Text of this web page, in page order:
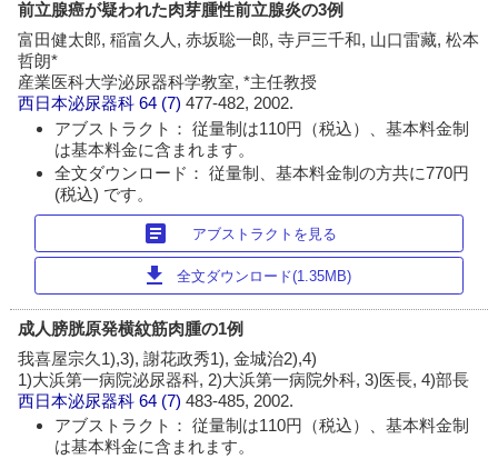
前立腺癌が疑われた肉芽腫性前立腺炎の3例
富田健太郎, 稲富久人, 赤坂聡一郎, 寺戸三千和, 山口雷藏, 松本
哲朗*
産業医科大学泌尿器科学教室, *主任教授
西日本泌尿器科 64 (7)477-482, 2002.
アブストラクト： 従量制は110円（税込）、基本料金制
は基本料金に含まれます。
全文ダウンロード： 従量制、基本料金制の方共に770円
(税込) です。
article アブストラクトを見る
download 全文ダウンロード(1.35MB)
成人膀胱原発横紋筋肉腫の1例
我喜屋宗久1),3), 謝花政秀1), 金城治2),4)
1)大浜第一病院泌尿器科, 2)大浜第一病院外科, 3)医長, 4)部長
西日本泌尿器科 64 (7)483-485, 2002.
アブストラクト： 従量制は110円（税込）、基本料金制
は基本料金に含まれます。